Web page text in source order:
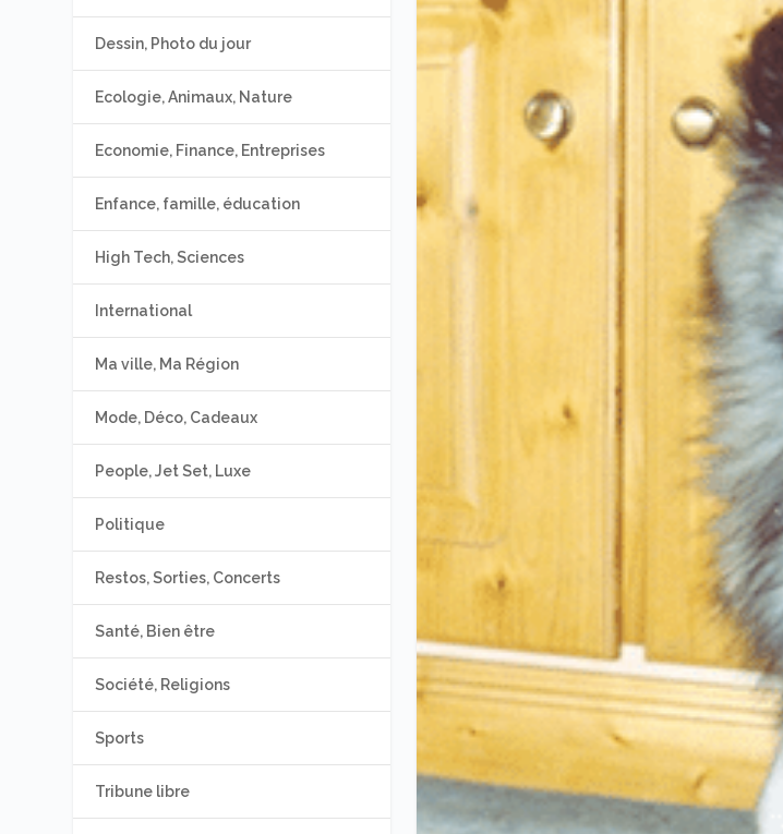
Dessin, Photo du jour
Ecologie, Animaux, Nature
Economie, Finance, Entreprises
Enfance, famille, éducation
High Tech, Sciences
International
Ma ville, Ma Région
Mode, Déco, Cadeaux
People, Jet Set, Luxe
Politique
Restos, Sorties, Concerts
Santé, Bien être
Société, Religions
Sports
Tribune libre